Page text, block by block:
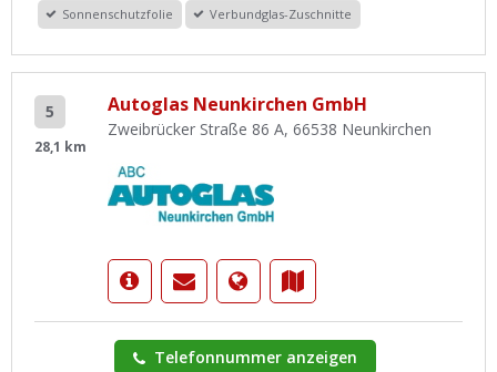
Sonnenschutzfolie Verbundglas-Zuschnitte
5
28,1 km
Autoglas Neunkirchen GmbH
Zweibrücker Straße 86 A, 66538 Neunkirchen
Telefonnummer anzeigen